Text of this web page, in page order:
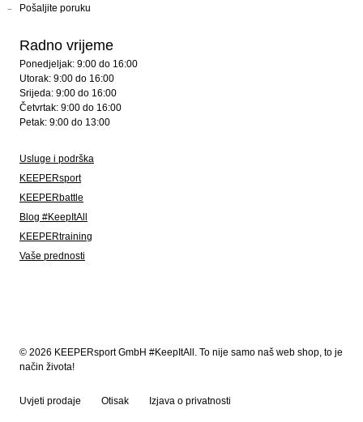
Pošaljite poruku
Radno vrijeme
Ponedjeljak: 9:00 do 16:00
Utorak: 9:00 do 16:00
Srijeda: 9:00 do 16:00
Četvrtak: 9:00 do 16:00
Petak: 9:00 do 13:00
Usluge i podrška
KEEPERsport
KEEPERbattle
Blog #KeepItAll
KEEPERtraining
Vaše prednosti
© 2026 KEEPERsport GmbH #KeepItAll. To nije samo naš web shop, to je
način života!
Uvjeti prodaje Otisak Izjava o privatnosti